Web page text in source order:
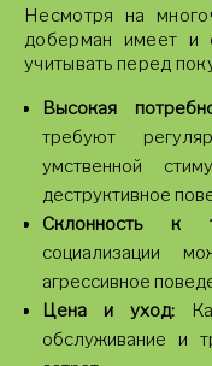
Несмотря на
доберман имеет и
учитывать перед
Высокая
требуют
умственной
деструктивное
Склонность к
социализации
агрессивное
Цена и уход:
обслуживание и